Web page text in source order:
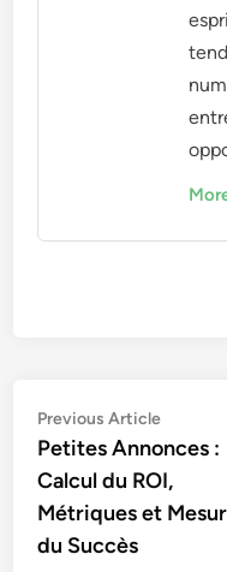
Post
navigation
Previous ArticlePrevious
article:
Petites Annonces :
Calcul du ROI,
Métriques et
du Succès